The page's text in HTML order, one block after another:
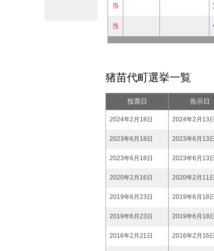
当
当
猪苗代町選挙一覧
投票日 告示日
2024年2月18日 2024年2月13日
2023年6月18日 2023年6月13日
2023年6月18日 2023年6月13日
2020年2月16日 2020年2月11日
2019年6月23日 2019年6月18日
2019年6月23日 2019年6月18日
2016年2月21日 2016年2月16日